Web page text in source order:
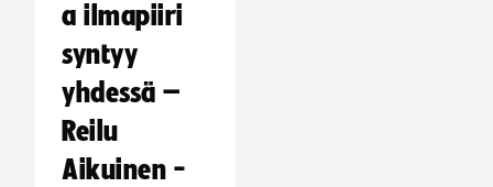
a ilmapiiri
syntyy
yhdessä –
Reilu
Aikuinen -